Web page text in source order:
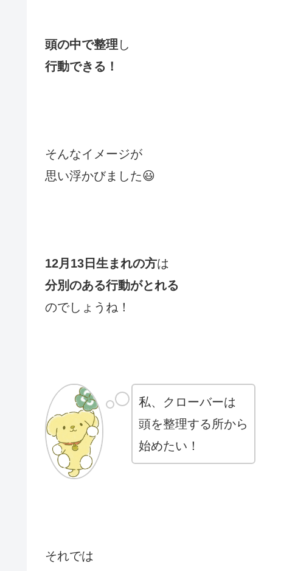
頭の中で整理 し
行動できる！
そんなイメージが
思い浮かびました😃
12月13日生まれの方は
分別のある行動がとれる
のでしょうね！
私、クローバーは
頭を整理する所から
始めたい！
それでは